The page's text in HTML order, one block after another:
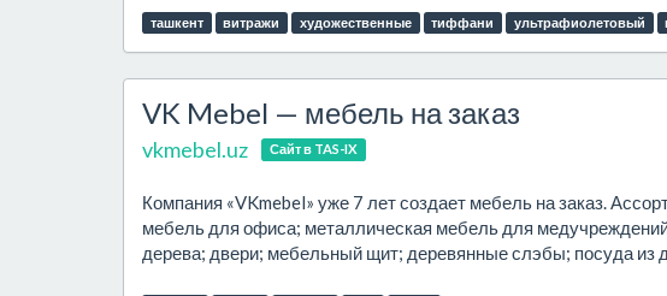
ташкент витражи художественные тиффани ультрафиолетовый
VK Mebel — мебель на заказ
vkmebel.uz Сайт в TAS-IX
Компания «VKmebel» уже 7 лет создает мебель на заказ.
мебель для офиса; металлическая мебель для
дерева; двери; мебельный щит; деревянные слэбы; посуда из